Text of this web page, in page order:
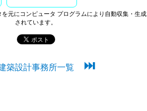
元にコンピュータ プログラムにより自動収集・生成
されています。
築設計事務所一覧 ⏭